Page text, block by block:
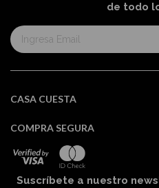
de todo
Suscríbase
al
informativo:
CASA CUESTA
COMPRA SEGURA
Suscríbete a nuestro